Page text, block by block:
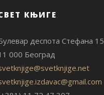
КЊИГЕ
деспота Стефана 15
000 Београд